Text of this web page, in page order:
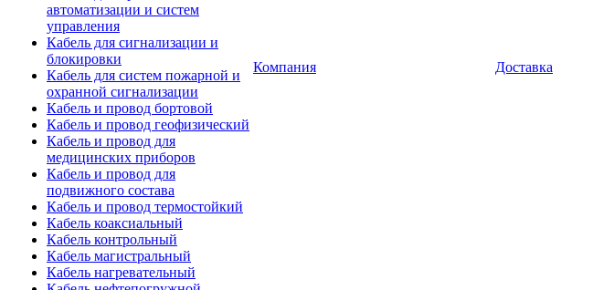
автоматизации и систем
управления
Кабель для сигнализации и
блокировки
Кабель для систем пожарной и
охранной сигнализации
Кабель и провод бортовой
Кабель и провод геофизический
Кабель и провод для
медицинских приборов
Кабель и провод для
подвижного состава
Кабель и провод термостойкий
Кабель коаксиальный
Кабель контрольный
Кабель магистральный
Кабель нагревательный
Компания Доставка